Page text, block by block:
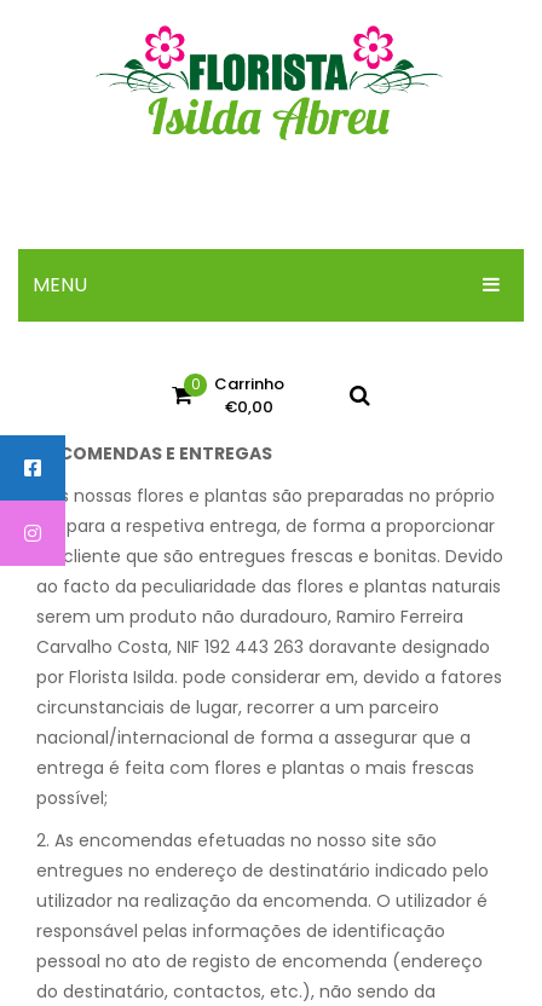
MENU
ARRANJOS
BOUQUETS
CESTOS
Cestos Especiais
FÚNEBRES
EVENTOS
CONTACTOS
0
Carrinho
€0,00
No products in the cart.
ENCOMENDAS E ENTREGAS
1. As nossas flores e plantas são preparadas no próprio
dia para a respetiva entrega, de forma a proporcionar
ao cliente que são entregues frescas e bonitas. Devido
ao facto da peculiaridade das flores e plantas naturais
serem um produto não duradouro, Ramiro Ferreira
Carvalho Costa, NIF 192 443 263 doravante designado
por Florista Isilda. pode considerar em, devido a fatores
circunstanciais de lugar, recorrer a um parceiro
nacional/internacional de forma a assegurar que a
entrega é feita com flores e plantas o mais frescas
possível;
2. As encomendas efetuadas no nosso site são
entregues no endereço de destinatário indicado pelo
utilizador na realização da encomenda. O utilizador é
responsável pelas informações de identificação
pessoal no ato de registo de encomenda (endereço
do destinatário, contactos, etc.), não sendo da